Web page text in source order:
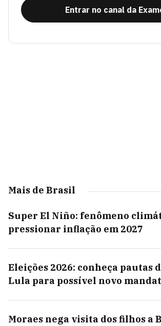
Entrar no canal da
Mais de Brasil
Super El Niño: fenômeno
pressionar inflação em 2027
Eleições 2026: conheça pautas
Lula para possível novo
Moraes nega visita dos filhos a